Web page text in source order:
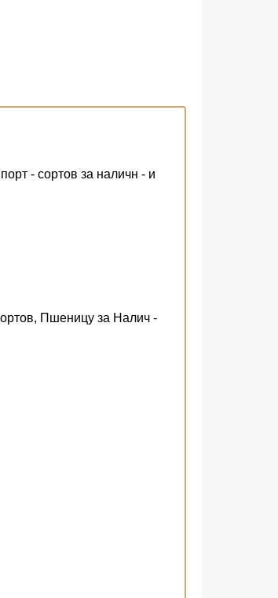
- сортов за наличн - и
Пшеницу за Налич -